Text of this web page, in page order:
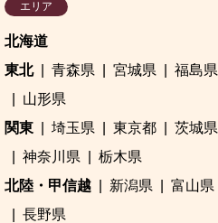
エリア
北海道
東北
青森県 宮城県 福島県
山形県
関東
埼玉県 東京都 茨城県
神奈川県
栃木県
北陸・甲信越
新潟県 富山県
長野県